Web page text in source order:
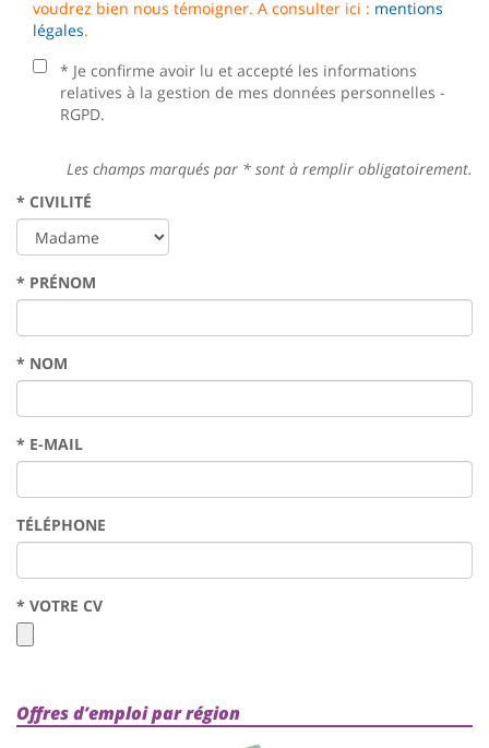
voudrez bien nous témoigner. A consulter ici : mentions
légales.
* Je confirme avoir lu et accepté les informations
relatives à la gestion de mes données personnelles -
RGPD.
Les champs marqués par * sont à remplir obligatoirement.
* CIVILITÉ
* PRÉNOM
* NOM
* E-MAIL
TÉLÉPHONE
* VOTRE CV
Offres d’emploi par région